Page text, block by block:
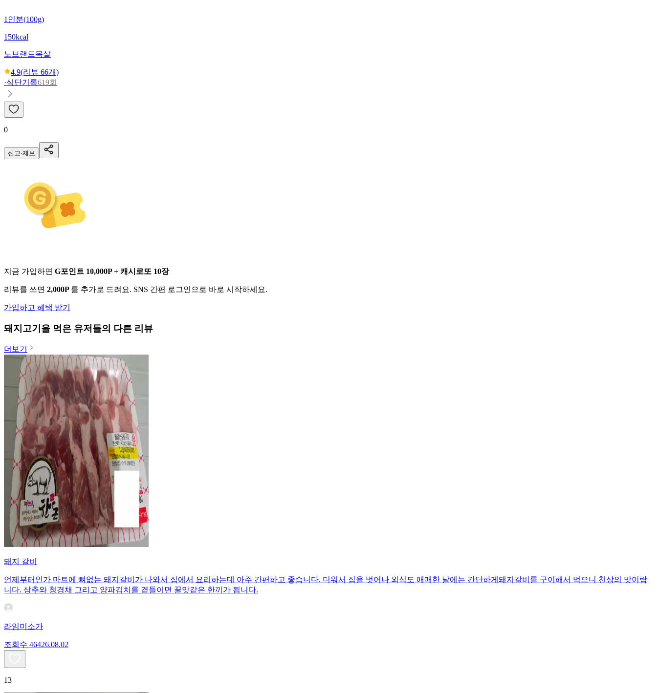
1인분(100g)
150kcal
노브랜드목살
4.9(리뷰 66개)
·식단기록619회
0
신고·제보
지금 가입하면 G포인트 10,000P + 캐시로또 10장
리뷰를 쓰면 2,000P 를 추가로 드려요. SNS 간편 로그인으로 바로 시작하세요.
가입하고 혜택 받기
돼지고기 을 먹은 유저들의 다른 리뷰
더보기
돼지 갈비
언제부터인가 마트에 뼈없는 돼지갈비가 나와서 집에서 요리하는데 아주 간편하고 좋습니다. 더워서 집을 벗어나 외식도 애매한 날에는 간단하게돼지갈비를 구이해서 먹으니 천상의 맛이랍
니다. 상추와 청경채 그리고 양파김치를 곁들이면 꿀맛같은 한끼가 됩니다.
라임미소가
조회수 46426.08.02
13